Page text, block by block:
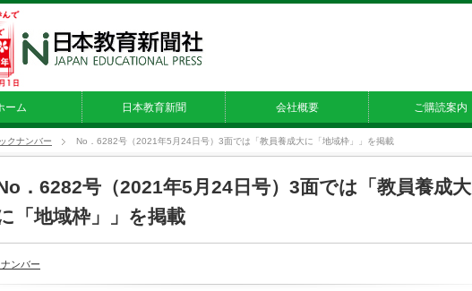
ーム 日本教育新聞 会社概要 ご購読案内
クナンバー No．6282号（2021年5月24日号）3面では「教員養成大に「地域枠」」を掲載
．6282号（2021年5月24日号）3面では「教員養成大
「地域枠」」を掲載
ンバー